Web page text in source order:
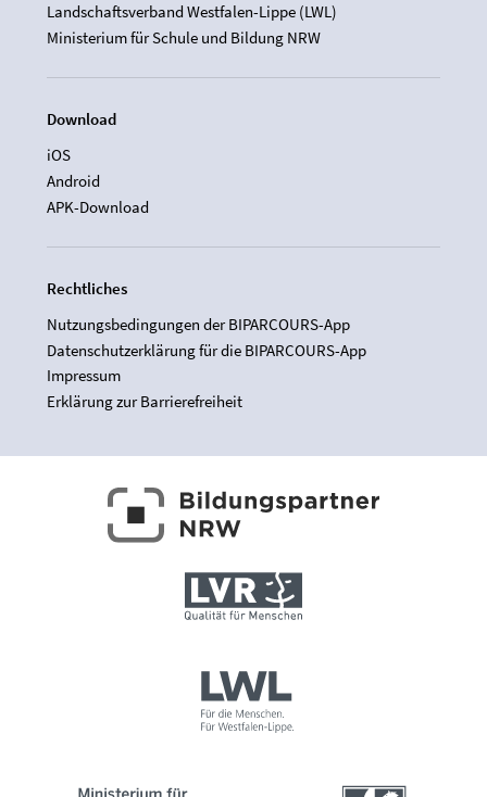
Landschaftsverband Westfalen-Lippe (LWL)
Ministerium für Schule und Bildung NRW
Download
iOS
Android
APK-Download
Rechtliches
Nutzungsbedingungen der BIPARCOURS-App
Datenschutzerklärung für die BIPARCOURS-App
Impressum
Erklärung zur Barrierefreiheit